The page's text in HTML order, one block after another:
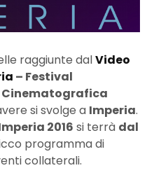
raggiunte dalVideo
– Festival
Cinematografica
si svolge a Imperia.
2016 si terrà dal
programma di
collaterali.